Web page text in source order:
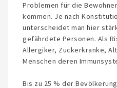
Problemen für die
kommen. Je nach
unterscheidet man hier
gefährdete Personen. Als
Allergiker, Zuckerkranke,
Menschen deren
Bis zu 25 % der